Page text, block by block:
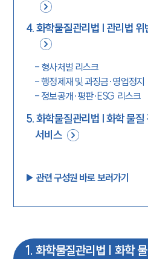
4.화학물질관리법 | 관리법
- 형사처벌 리스크
-행정제재 및 과징금·영업정지
- 정보공개·평판·ESG 리스크
5.화학물질관리법 | 화학 물
서비스
▶︎ 관련 구성원 바로 보러가기
1 . 화학물질관리법 | 화학